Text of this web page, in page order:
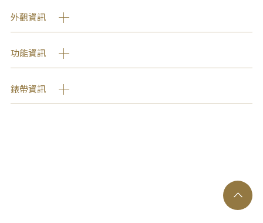
外觀資訊
功能資訊
錶帶資訊